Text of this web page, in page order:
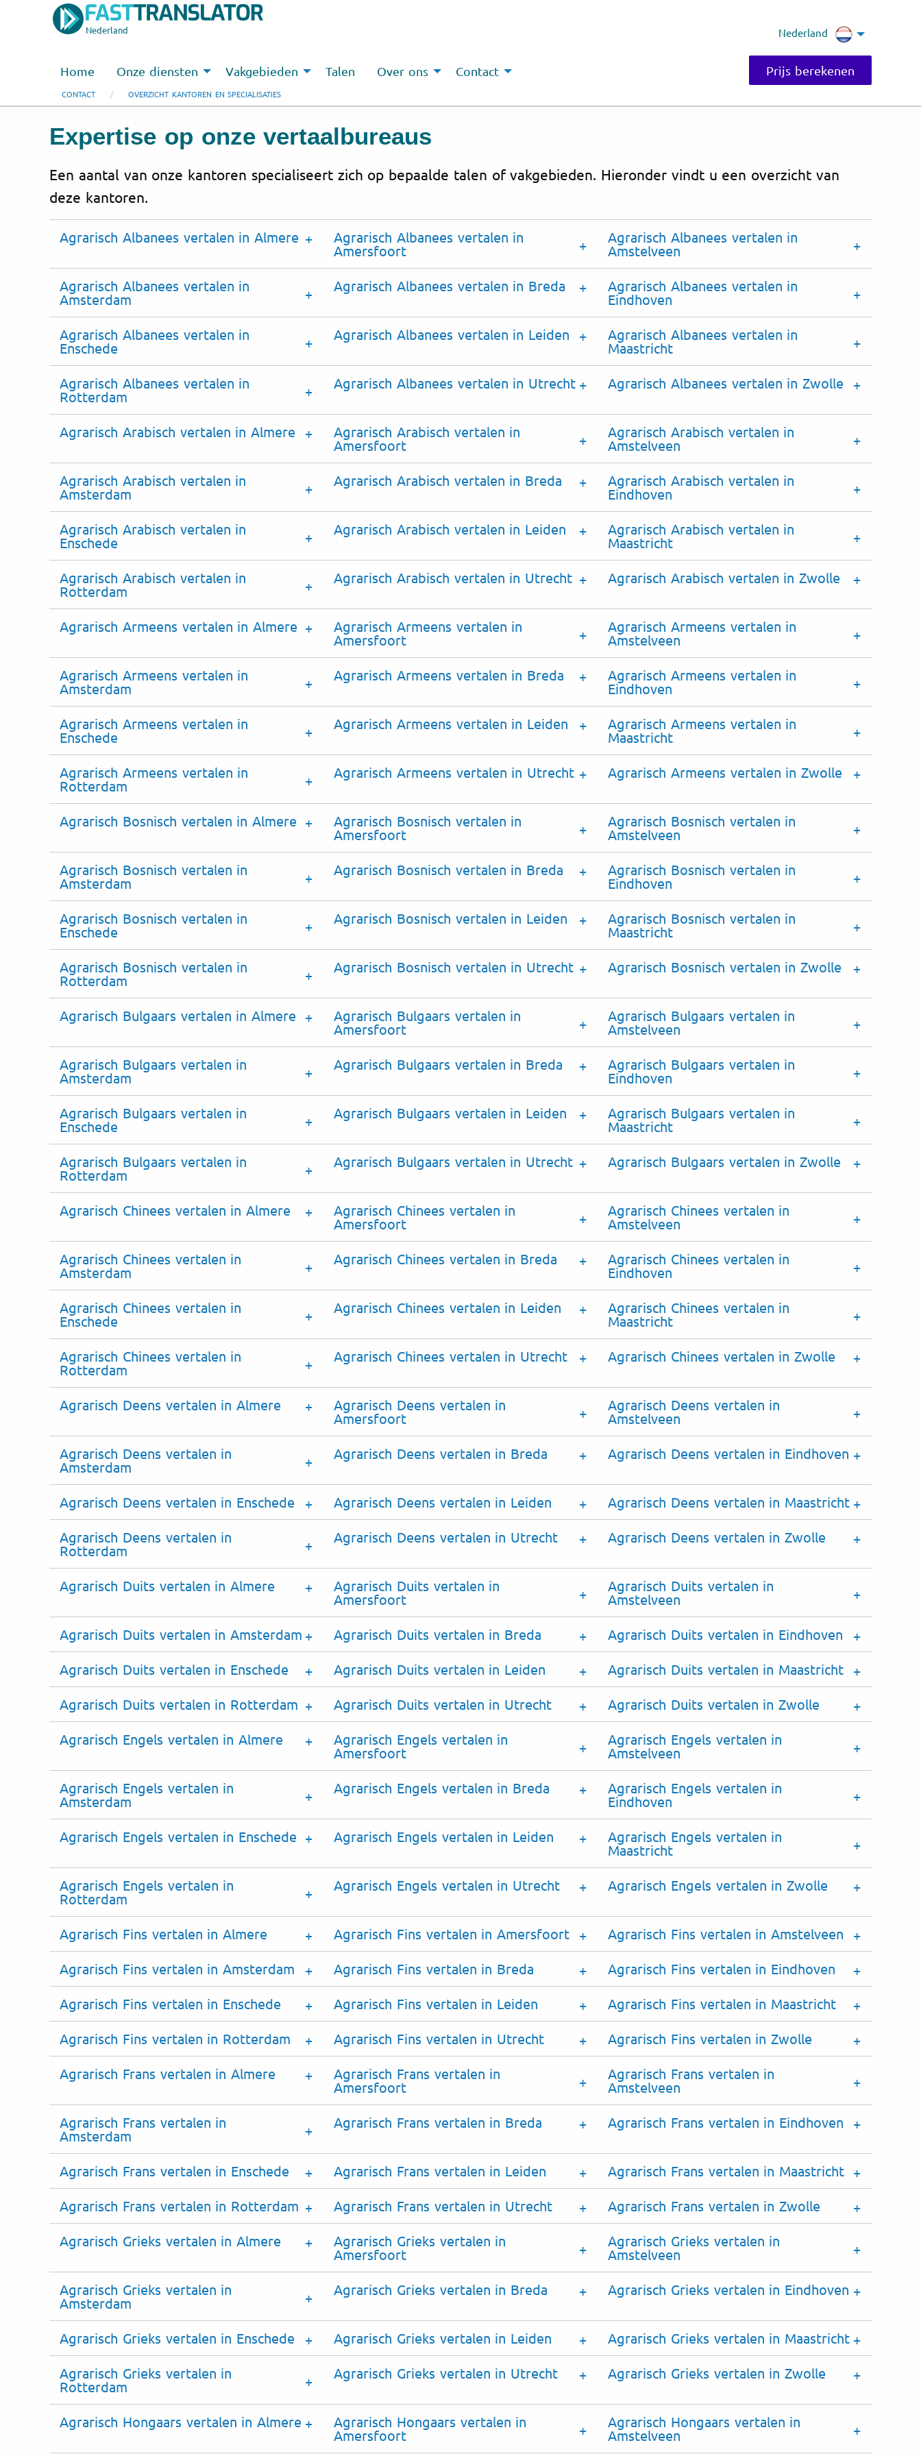
Nederland Nederland
Prijs berekenen
Home Onze diensten Vakgebieden Talen Over ons Contact
CONTACT OVERZICHT KANTOREN EN SPECIALISATIES
Expertise op onze vertaalbureaus
Een aantal van onze kantoren specialiseert zich op bepaalde talen of vakgebieden. Hieronder vindt u een overzicht van
deze kantoren.
Agrarisch Albanees vertalen in Almere
Agrarisch Albanees vertalen in
Amersfoort
Agrarisch Albanees vertalen in
Amstelveen
Agrarisch Albanees vertalen in
Amsterdam
Agrarisch Albanees vertalen in Breda
Agrarisch Albanees vertalen in
Eindhoven
Agrarisch Albanees vertalen in
Enschede
Agrarisch Albanees vertalen in Leiden
Agrarisch Albanees vertalen in
Maastricht
Agrarisch Albanees vertalen in
Rotterdam
Agrarisch Albanees vertalen in Utrecht Agrarisch Albanees vertalen in Zwolle
Agrarisch Arabisch vertalen in Almere
Agrarisch Arabisch vertalen in
Amersfoort
Agrarisch Arabisch vertalen in
Amstelveen
Agrarisch Arabisch vertalen in
Amsterdam
Agrarisch Arabisch vertalen in Breda
Agrarisch Arabisch vertalen in
Eindhoven
Agrarisch Arabisch vertalen in
Enschede
Agrarisch Arabisch vertalen in Leiden
Agrarisch Arabisch vertalen in
Maastricht
Agrarisch Arabisch vertalen in
Rotterdam
Agrarisch Arabisch vertalen in Utrecht Agrarisch Arabisch vertalen in Zwolle
Agrarisch Armeens vertalen in Almere
Agrarisch Armeens vertalen in
Amersfoort
Agrarisch Armeens vertalen in
Amstelveen
Agrarisch Armeens vertalen in
Amsterdam
Agrarisch Armeens vertalen in Breda
Agrarisch Armeens vertalen in
Eindhoven
Agrarisch Armeens vertalen in
Enschede
Agrarisch Armeens vertalen in Leiden
Agrarisch Armeens vertalen in
Maastricht
Agrarisch Armeens vertalen in
Rotterdam
Agrarisch Armeens vertalen in Utrecht Agrarisch Armeens vertalen in Zwolle
Agrarisch Bosnisch vertalen in Almere
Agrarisch Bosnisch vertalen in
Amersfoort
Agrarisch Bosnisch vertalen in
Amstelveen
Agrarisch Bosnisch vertalen in
Amsterdam
Agrarisch Bosnisch vertalen in Breda
Agrarisch Bosnisch vertalen in
Eindhoven
Agrarisch Bosnisch vertalen in
Enschede
Agrarisch Bosnisch vertalen in Leiden
Agrarisch Bosnisch vertalen in
Maastricht
Agrarisch Bosnisch vertalen in
Rotterdam
Agrarisch Bosnisch vertalen in Utrecht Agrarisch Bosnisch vertalen in Zwolle
Agrarisch Bulgaars vertalen in Almere
Agrarisch Bulgaars vertalen in
Amersfoort
Agrarisch Bulgaars vertalen in
Amstelveen
Agrarisch Bulgaars vertalen in
Amsterdam
Agrarisch Bulgaars vertalen in Breda
Agrarisch Bulgaars vertalen in
Eindhoven
Agrarisch Bulgaars vertalen in
Enschede
Agrarisch Bulgaars vertalen in Leiden
Agrarisch Bulgaars vertalen in
Maastricht
Agrarisch Bulgaars vertalen in
Rotterdam
Agrarisch Bulgaars vertalen in Utrecht Agrarisch Bulgaars vertalen in Zwolle
Agrarisch Chinees vertalen in Almere
Agrarisch Chinees vertalen in
Amersfoort
Agrarisch Chinees vertalen in
Amstelveen
Agrarisch Chinees vertalen in
Amsterdam
Agrarisch Chinees vertalen in Breda
Agrarisch Chinees vertalen in
Eindhoven
Agrarisch Chinees vertalen in
Enschede
Agrarisch Chinees vertalen in Leiden
Agrarisch Chinees vertalen in
Maastricht
Agrarisch Chinees vertalen in
Rotterdam
Agrarisch Chinees vertalen in Utrecht Agrarisch Chinees vertalen in Zwolle
Agrarisch Deens vertalen in Almere
Agrarisch Deens vertalen in
Amersfoort
Agrarisch Deens vertalen in
Amstelveen
Agrarisch Deens vertalen in
Amsterdam
Agrarisch Deens vertalen in Breda Agrarisch Deens vertalen in Eindhoven
Agrarisch Deens vertalen in Enschede Agrarisch Deens vertalen in Leiden Agrarisch Deens vertalen in Maastricht
Agrarisch Deens vertalen in
Rotterdam
Agrarisch Deens vertalen in Utrecht Agrarisch Deens vertalen in Zwolle
Agrarisch Duits vertalen in Almere
Agrarisch Duits vertalen in
Amersfoort
Agrarisch Duits vertalen in
Amstelveen
Agrarisch Duits vertalen in Amsterdam Agrarisch Duits vertalen in Breda Agrarisch Duits vertalen in Eindhoven
Agrarisch Duits vertalen in Enschede Agrarisch Duits vertalen in Leiden Agrarisch Duits vertalen in Maastricht
Agrarisch Duits vertalen in Rotterdam Agrarisch Duits vertalen in Utrecht Agrarisch Duits vertalen in Zwolle
Agrarisch Engels vertalen in Almere
Agrarisch Engels vertalen in
Amersfoort
Agrarisch Engels vertalen in
Amstelveen
Agrarisch Engels vertalen in
Amsterdam
Agrarisch Engels vertalen in Breda
Agrarisch Engels vertalen in
Eindhoven
Agrarisch Engels vertalen in Enschede Agrarisch Engels vertalen in Leiden
Agrarisch Engels vertalen in
Maastricht
Agrarisch Engels vertalen in
Rotterdam
Agrarisch Engels vertalen in Utrecht Agrarisch Engels vertalen in Zwolle
Agrarisch Fins vertalen in Almere Agrarisch Fins vertalen in Amersfoort Agrarisch Fins vertalen in Amstelveen
Agrarisch Fins vertalen in Amsterdam Agrarisch Fins vertalen in Breda Agrarisch Fins vertalen in Eindhoven
Agrarisch Fins vertalen in Enschede Agrarisch Fins vertalen in Leiden Agrarisch Fins vertalen in Maastricht
Agrarisch Fins vertalen in Rotterdam Agrarisch Fins vertalen in Utrecht Agrarisch Fins vertalen in Zwolle
Agrarisch Frans vertalen in Almere
Agrarisch Frans vertalen in
Amersfoort
Agrarisch Frans vertalen in
Amstelveen
Agrarisch Frans vertalen in
Amsterdam
Agrarisch Frans vertalen in Breda Agrarisch Frans vertalen in Eindhoven
Agrarisch Frans vertalen in Enschede Agrarisch Frans vertalen in Leiden Agrarisch Frans vertalen in Maastricht
Agrarisch Frans vertalen in Rotterdam Agrarisch Frans vertalen in Utrecht Agrarisch Frans vertalen in Zwolle
Agrarisch Grieks vertalen in Almere
Agrarisch Grieks vertalen in
Amersfoort
Agrarisch Grieks vertalen in
Amstelveen
Agrarisch Grieks vertalen in
Amsterdam
Agrarisch Grieks vertalen in Breda Agrarisch Grieks vertalen in Eindhoven
Agrarisch Grieks vertalen in Enschede Agrarisch Grieks vertalen in Leiden Agrarisch Grieks vertalen in Maastricht
Agrarisch Grieks vertalen in
Rotterdam
Agrarisch Grieks vertalen in Utrecht Agrarisch Grieks vertalen in Zwolle
Agrarisch Hongaars vertalen in Almere
Agrarisch Hongaars vertalen in
Amersfoort
Agrarisch Hongaars vertalen in
Amstelveen